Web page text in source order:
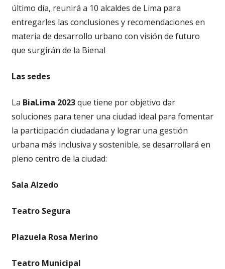
último día, reunirá a 10 alcaldes de Lima para
entregarles las conclusiones y recomendaciones en
materia de desarrollo urbano con visión de futuro
que surgirán de la Bienal
Las sedes
La BiaLima 2023que tiene por objetivo dar
soluciones para tener una ciudad ideal para fomentar
la participación ciudadana y lograr una gestión
urbana más inclusiva y sostenible, se desarrollará en
pleno centro de la ciudad:
Sala Alzedo
Teatro Segura
Plazuela Rosa Merino
Teatro Municipal